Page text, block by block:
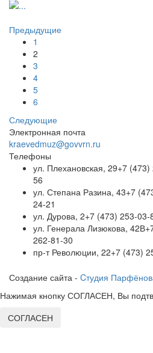
Предыдущие
1
2
3
4
5
6
Следующие
Электронная почта
kraevedmuz@govvrn.ru
Телефоны
ул. Плехановская, 29+7 (473)
56
ул. Степана Разина, 43+7
24-21
ул. Дурова, 2+7 (473) 253-03-
ул. Генерала Лизюкова, 42В
262-81-30
пр-т Революции, 22+7 (473)
Создание сайта - Cтудия
Нажимая кнопку СОГЛАСЕН, Вы
СОГЛАСЕН